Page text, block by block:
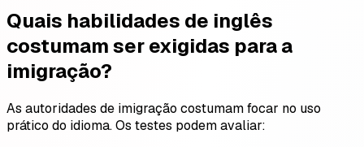
Quais habilidades de inglês
costumam ser exigidas para a
imigração?
As autoridades de imigração costumam focar no uso
prático do idioma. Os testes podem avaliar: